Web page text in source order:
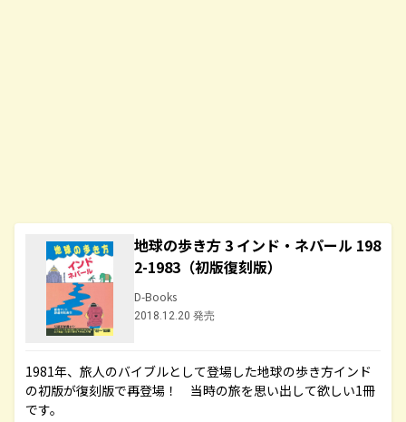
地球の歩き方 3 インド・ネパール 198
2-1983（初版復刻版）
D-Books
2018.12.20 発売
1981年、旅人のバイブルとして登場した地球の歩き方インド
の初版が復刻版で再登場！ 当時の旅を思い出して欲しい1冊
です。